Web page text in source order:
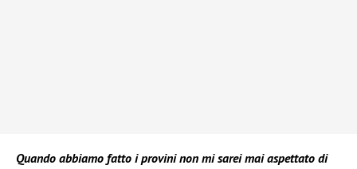
Quando abbiamo fatto i provini non mi sarei mai aspettato di